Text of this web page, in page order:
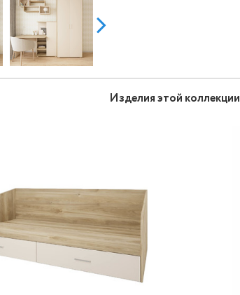
Изделия этой коллекции